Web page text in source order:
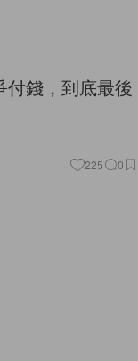
錢，到底最後
225 0